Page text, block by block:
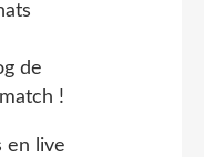
en live